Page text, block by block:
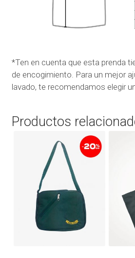
*Ten en cuenta que esta prenda
de encogimiento. Para un mejor
lavado, te recomendamos elegir
Productos